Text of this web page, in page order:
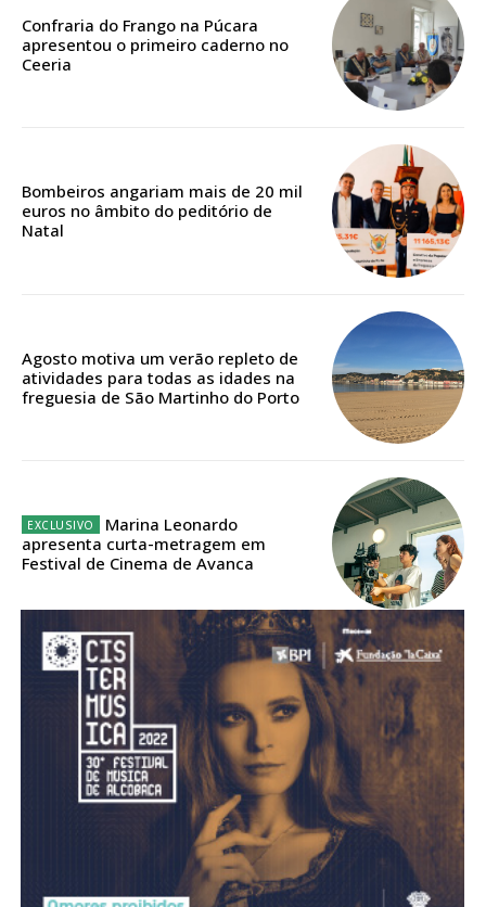
Acesso aos conteúdos Exclusivos para
assinantes
Confraria do Frango na Púcara
apresentou o primeiro caderno no
Ceeria
Bombeiros angariam mais de 20 mil
euros no âmbito do peditório de
Natal
Agosto motiva um verão repleto de
atividades para todas as idades na
freguesia de São Martinho do Porto
Marina Leonardo
apresenta curta-metragem em
Festival de Cinema de Avanca